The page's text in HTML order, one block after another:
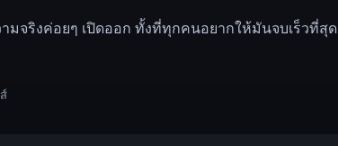
มจริงค่อยๆ เปิดออก ทั้งที่ทุกคนอยากให้มันจบเร็วที่สุด